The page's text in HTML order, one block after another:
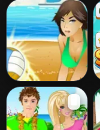
Hollywood
Superstar Make
Up
Summer Beach